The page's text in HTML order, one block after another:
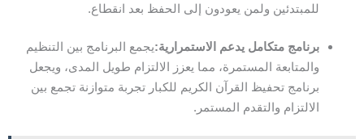
للمبتدئين ولمن يعودون إلى الحفظ بعد انقطاع.
برنامج متكامل يدعم الاستمرارية:يجمع البرنامج بين التنظيم
والمتابعة المستمرة، مما يعزز الالتزام طويل المدى، ويجعل
برنامج تحفيظ القرآن الكريم للكبار تجربة متوازنة تجمع بين
الالتزام والتقدم المستمر.